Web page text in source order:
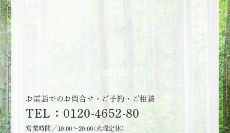
お電話でのお問合せ・ご予約・ご相談
TEL：0120-4652-80
営業時間／10:00～20:00(火曜定休)